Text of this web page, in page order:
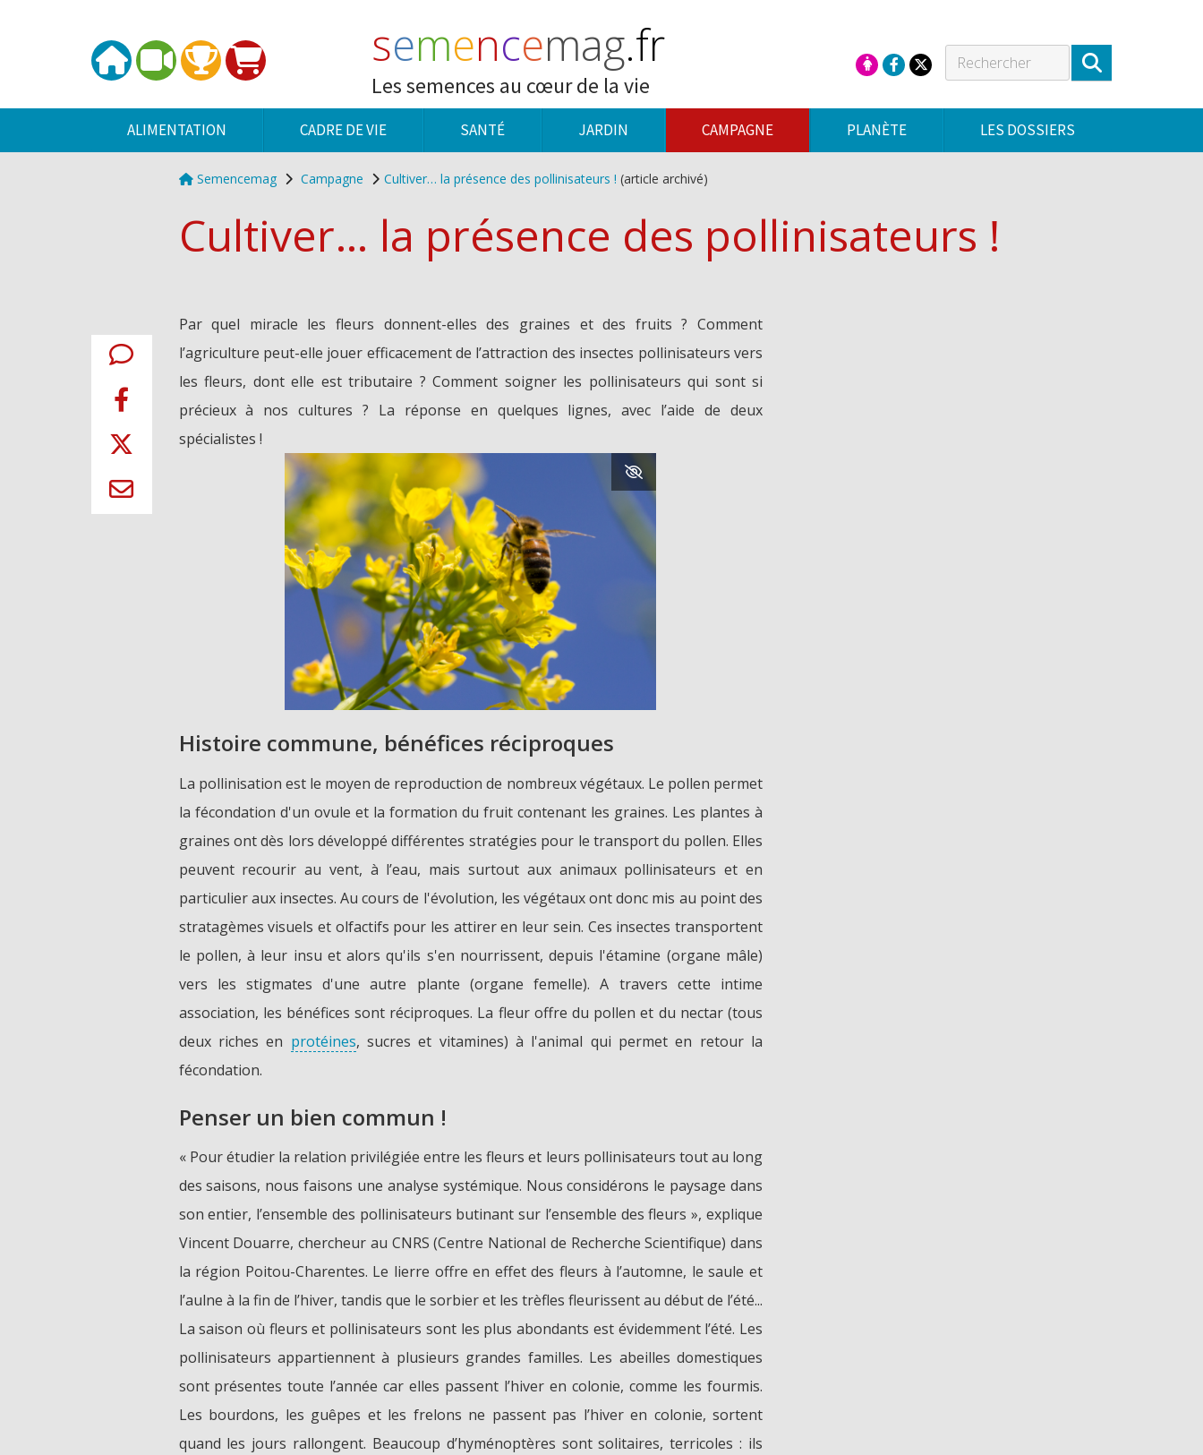
Semencemag Campagne Cultiver… la présence des pollinisateurs ! (article archivé)
Cultiver… la présence des pollinisateurs !
Par quel miracle les fleurs donnent-elles des graines et des fruits ? Comment
l’agriculture peut-elle jouer efficacement de l’attraction des insectes pollinisateurs vers
les fleurs, dont elle est tributaire ? Comment soigner les pollinisateurs qui sont si
précieux à nos cultures ? La réponse en quelques lignes, avec l’aide de deux
spécialistes !
Histoire commune, bénéfices réciproques
La pollinisation est le moyen de reproduction de nombreux végétaux. Le pollen permet
la fécondation d'un ovule et la formation du fruit contenant les graines. Les plantes à
graines ont dès lors développé différentes stratégies pour le transport du pollen. Elles
peuvent recourir au vent, à l’eau, mais surtout aux animaux pollinisateurs et en
particulier aux insectes. Au cours de l'évolution, les végétaux ont donc mis au point des
stratagèmes visuels et olfactifs pour les attirer en leur sein. Ces insectes transportent
le pollen, à leur insu et alors qu'ils s'en nourrissent, depuis l'étamine (organe mâle)
vers les stigmates d'une autre plante (organe femelle). A travers cette intime
association, les bénéfices sont réciproques. La fleur offre du pollen et du nectar (tous
deux riches en protéines, sucres et vitamines) à l'animal qui permet en retour la
fécondation.
Penser un bien commun !
« Pour étudier la relation privilégiée entre les fleurs et leurs pollinisateurs tout au long
des saisons, nous faisons une analyse systémique. Nous considérons le paysage dans
son entier, l’ensemble des pollinisateurs butinant sur l’ensemble des fleurs », explique
Vincent Douarre, chercheur au CNRS (Centre National de Recherche Scientifique) dans
la région Poitou-Charentes. Le lierre offre en effet des fleurs à l’automne, le saule et
l’aulne à la fin de l’hiver, tandis que le sorbier et les trèfles fleurissent au début de l’été...
La saison où fleurs et pollinisateurs sont les plus abondants est évidemment l’été. Les
pollinisateurs appartiennent à plusieurs grandes familles. Les abeilles domestiques
sont présentes toute l’année car elles passent l’hiver en colonie, comme les fourmis.
Les bourdons, les guêpes et les frelons ne passent pas l’hiver en colonie, sortent
quand les jours rallongent. Beaucoup d’hyménoptères sont solitaires, terricoles : ils
semencemag.fr
Les semences au cœur de la vie
ALIMENTATION CADRE DE VIE SANTÉ JARDIN CAMPAGNE PLANÈTE LES DOSSIERS